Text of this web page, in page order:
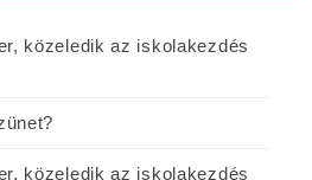
közeledik az iskolakezdés
közeledik az iskolakezdés